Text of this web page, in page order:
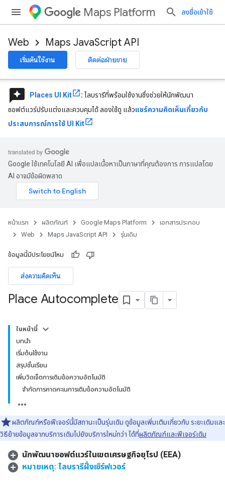
Maps Platform ลงชื่อเข้าใช้
Web Maps JavaScript API
เริ่มต้นใช้งาน ติดต่อฝ่ายขาย
reviews Places UI Kit : ไลบรารีที่พร้อมใช้งานซึ่งช่วยให้นักพัฒนา
ซอฟต์แวร์ปรับแต่งและควบคุมได้ ลองใช้ดู แล้วแชร์ความคิดเห็นเกี่ยวกับ
ประสบการณ์การใช้ UI Kit
Google ใช้เทคโนโลยี AI เพื่อแปลเนื้อหาเป็นภาษาที่คุณต้องการ การแปลโดย
AI อาจมีข้อผิดพลาด
หน้าแรก ผลิตภัณฑ์ Google Maps Platform
เอกสารประกอบ
Web
Maps JavaScript API รุ่นเดิม
ข้อมูลนี้มีประโยชน์ไหม
ส่งความคิดเห็น
Place Autocomplete
ในหน้านี้
บทนำ
เริ่มต้นใช้งาน
สรุปชั้นเรียน
เพิ่มวิดเจ็ตการเติมข้อความอัตโนมัติ
จำกัดการคาดคะเนการเติมข้อความอัตโนมัติ
ผลิตภัณฑ์หรือฟีเจอร์นี้มีสถานะเป็นรุ่นเดิม ดูข้อมูลเพิ่มเติมเกี่ยวกับ ระยะเดิมและ
วิธีย้ายข้อมูลจากบริการเดิมไปยังบริการใหม่กว่า ได้ที่ผลิตภัณฑ์และฟีเจอร์เดิม
นักพัฒนาซอฟต์แวร์ในเขตเศรษฐกิจยุโรป (EEA)
หมายเหตุ: ไลบรารีฝั่งเซิร์ฟเวอร์